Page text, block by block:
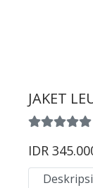
JAKET
IDR
Deskripsi